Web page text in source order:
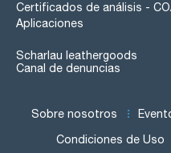
Certificados de análisis -
Aplicaciones
Scharlau leathergoods
Canal de denuncias
Sobre nosotros
Condiciones de Uso